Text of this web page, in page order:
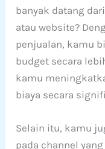
banyak datang
atau website?
penjualan, kamu
budget secara
kamu
biaya secara
Selain itu, kamu
pada channel